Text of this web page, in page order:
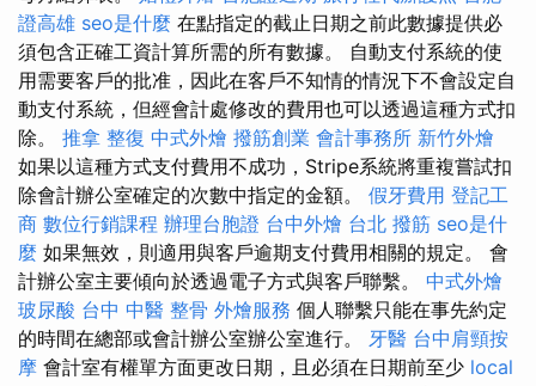
證高雄 seo是什麼 在點指定的截止日期之前此數據提供必
須包含正確工資計算所需的所有數據。 自動支付系統的使
用需要客戶的批准，因此在客戶不知情的情況下不會設定自
動支付系統，但經會計處修改的費用也可以透過這種方式扣
除。 推拿 整復 中式外燴 撥筋創業 會計事務所 新竹外燴
如果以這種方式支付費用不成功，Stripe系統將重複嘗試扣
除會計辦公室確定的次數中指定的金額。 假牙費用 登記工
商 數位行銷課程 辦理台胞證 台中外燴 台北 撥筋 seo是什
麼 如果無效，則適用與客戶逾期支付費用相關的規定。 會
計辦公室主要傾向於透過電子方式與客戶聯繫。 中式外燴
玻尿酸 台中 中醫 整骨 外燴服務 個人聯繫只能在事先約定
的時間在總部或會計辦公室辦公室進行。 牙醫 台中肩頸按
摩 會計室有權單方面更改日期，且必須在日期前至少 local